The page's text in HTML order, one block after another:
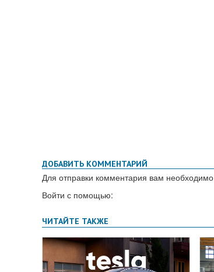
ДОБАВИТЬ КОММЕНТАРИЙ
Для отправки комментария вам необходимо
Войти с помощью: